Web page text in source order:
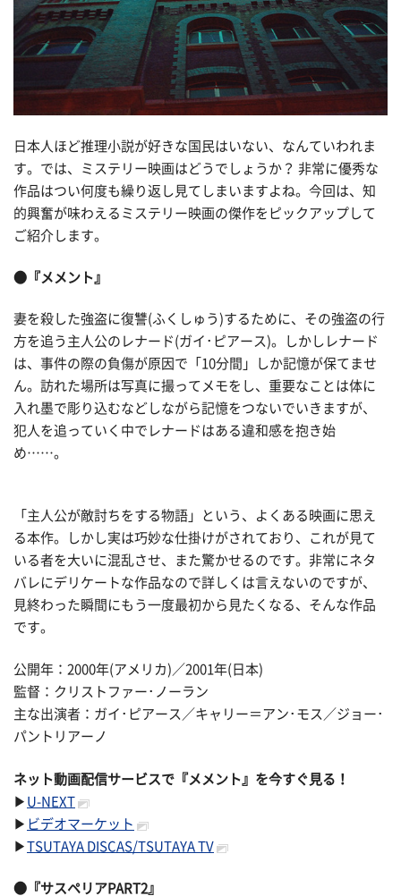
日本人ほど推理小説が好きな国民はいない、なんていわれま
す。では、ミステリー映画はどうでしょうか？ 非常に優秀な
作品はつい何度も繰り返し見てしまいますよね。今回は、知
的興奮が味わえるミステリー映画の傑作をピックアップして
ご紹介します。
●『メメント』
妻を殺した強盗に復讐(ふくしゅう)するために、その強盗の行
方を追う主人公のレナード(ガイ･ピアース)。しかしレナード
は、事件の際の負傷が原因で「10分間」しか記憶が保てませ
ん。訪れた場所は写真に撮ってメモをし、重要なことは体に
入れ墨で彫り込むなどしながら記憶をつないでいきますが、
犯人を追っていく中でレナードはある違和感を抱き始
め……。
「主人公が敵討ちをする物語」という、よくある映画に思え
る本作。しかし実は巧妙な仕掛けがされており、これが見て
いる者を大いに混乱させ、また驚かせるのです。非常にネタ
バレにデリケートな作品なので詳しくは言えないのですが、
見終わった瞬間にもう一度最初から見たくなる、そんな作品
です。
公開年：2000年(アメリカ)／2001年(日本)
監督：クリストファー･ノーラン
主な出演者：ガイ･ピアース／キャリー＝アン･モス／ジョー･
パントリアーノ
ネット動画配信サービスで『メメント』を今すぐ見る！
▶ U-NEXT
▶ ビデオマーケット
▶ TSUTAYA DISCAS/TSUTAYA TV
●『サスペリアPART2』